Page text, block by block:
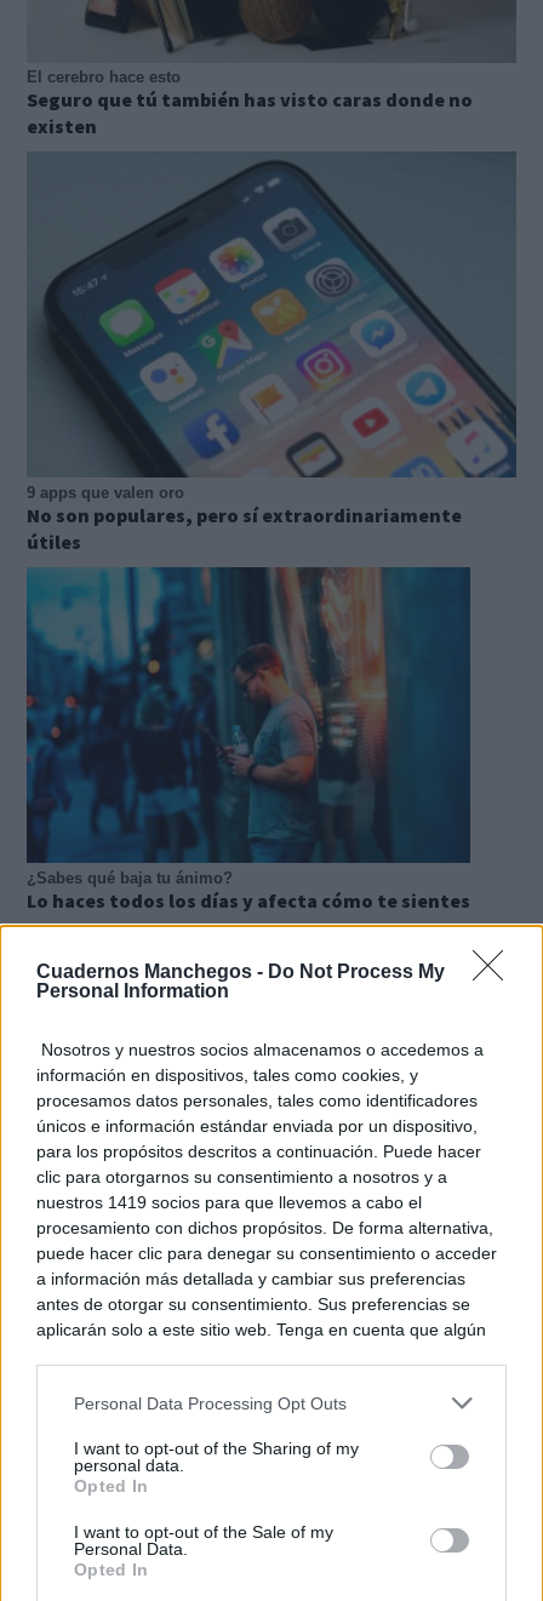
Cuadernos Manchegos - Do Not Process My
Personal Information
Nosotros y nuestros socios almacenamos o accedemos a
información en dispositivos, tales como cookies, y
procesamos datos personales, tales como identificadores
únicos e información estándar enviada por un dispositivo,
para los propósitos descritos a continuación. Puede hacer
clic para otorgarnos su consentimiento a nosotros y a
nuestros 1419 socios para que llevemos a cabo el
procesamiento con dichos propósitos. De forma alternativa,
puede hacer clic para denegar su consentimiento o acceder
a información más detallada y cambiar sus preferencias
antes de otorgar su consentimiento. Sus preferencias se
aplicarán solo a este sitio web. Tenga en cuenta que algún
rechazar tal procesamiento. Puede cambiar sus preferencias
a este sitio y haciendo clic en el botón "Privacidad" en la
parte inferior de la página web.
Please note that this website/app uses one or more Google
services and may gather and store information including but
not limited to your visit or usage behaviour. You may click to
Personal Data Processing Opt Outs
I want to opt-out of the Sharing of my
personal data.
Opted In
I want to opt-out of the Sale of my
Personal Data.
Opted In
El cerebro hace esto
Seguro que tú también has visto caras donde no
existen
9 apps que valen oro
No son populares, pero sí extraordinariamente
útiles
¿Sabes qué baja tu ánimo?
Lo haces todos los días y afecta cómo te sientes
Dónde viajar en 2026
Los destinos que todos van a querer visitar el
próximo año